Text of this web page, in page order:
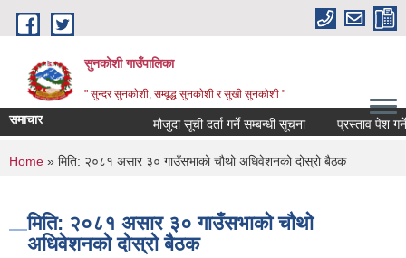
Skip to main content
सुनकोशी गाउँपालिका
" सुन्दर सुनकाेशी, सम्वृद्ध सुनकाेशी र सुखी सुनकाेशी "
समाचार मौजुदा सूची दर्ता गर्ने सम्बन्धी सूचना प्रस्ताव पेश गर्ने
You are here
Home » मिति: २०८१ असार ३० गाउँसभाको चौथो अधिवेशनको दोस्रो बैठक
मिति: २०८१ असार ३० गाउँसभाको चौथो
अधिवेशनको दोस्रो बैठक